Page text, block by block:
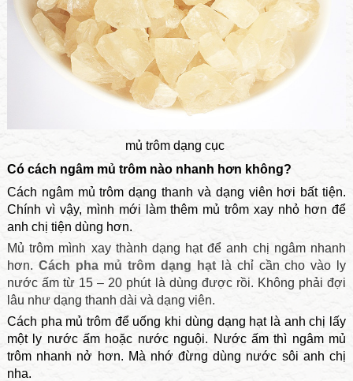
mủ trôm dạng cục
Có cách ngâm mủ trôm nào nhanh hơn không?
Cách ngâm mủ trôm dạng thanh và dạng viên hơi bất tiện.
Chính vì vậy, mình mới làm thêm mủ trôm xay nhỏ hơn để
anh chị tiện dùng hơn.
Mủ trôm mình xay thành dạng hạt để anh chị ngâm nhanh
hơn. Cách pha mủ trôm dạng hạt là chỉ cần cho vào ly
nước ấm từ 15 – 20 phút là dùng được rồi. Không phải đợi
lâu như dạng thanh dài và dạng viên.
Cách pha mủ trôm để uống khi dùng dạng hạt là anh chị lấy
một ly nước ấm hoặc nước nguội. Nước ấm thì ngâm mủ
trôm nhanh nở hơn. Mà nhớ đừng dùng nước sôi anh chị
nha.